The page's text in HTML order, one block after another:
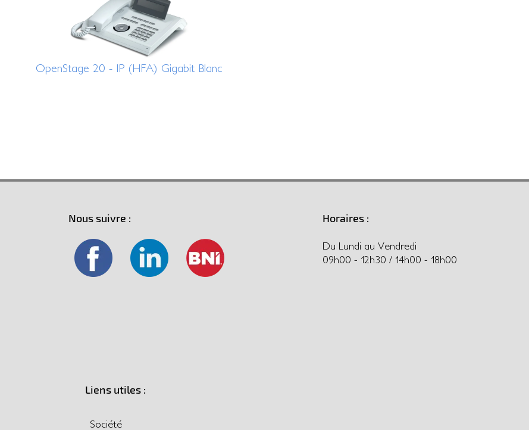
OpenStage 20 - IP (HFA) Gigabit Blanc
Nous suivre : Horaires :
Du Lundi au Vendredi
09h00 - 12h30 / 14h00 - 18h00
Liens utiles :
Société